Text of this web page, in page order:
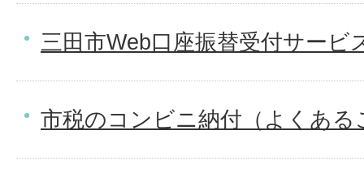
三田市Web口座振替受付サービ
市税のコンビニ納付（よくある